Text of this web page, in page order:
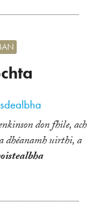
don fhile, ach
dhéanamh uirthi, a